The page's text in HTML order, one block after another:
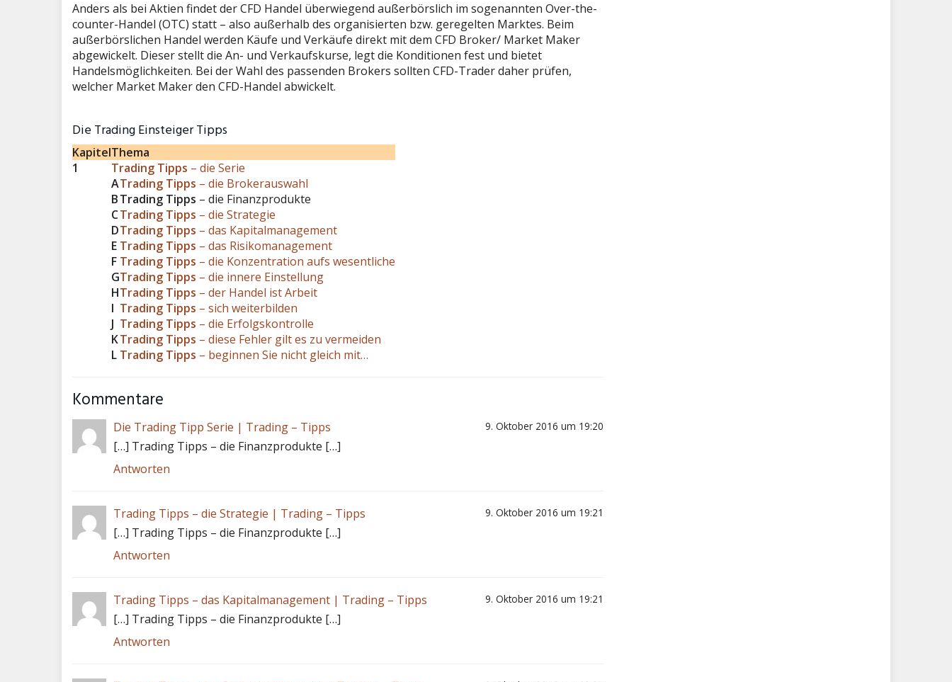
Anders als bei Aktien findet der CFD Handel überwiegend außerbörslich im sogenannten Over-the-
counter-Handel (OTC) statt – also außerhalb des organisierten bzw. geregelten Marktes. Beim
außerbörslichen Handel werden Käufe und Verkäufe direkt mit dem CFD Broker/ Market Maker
abgewickelt. Dieser stellt die An- und Verkaufskurse, legt die Konditionen fest und bietet
Handelsmöglichkeiten. Bei der Wahl des passenden Brokers sollten CFD-Trader daher prüfen,
welcher Market Maker den CFD-Handel abwickelt.
Die Trading Einsteiger Tipps
KapitelThema
1
Trading Tipps – die Serie
ATrading Tipps – die Brokerauswahl
BTrading Tipps – die Finanzprodukte
CTrading Tipps – die Strategie
DTrading Tipps – das Kapitalmanagement
E Trading Tipps – das Risikomanagement
F Trading Tipps – die Konzentration aufs wesentliche
GTrading Tipps – die innere Einstellung
HTrading Tipps – der Handel ist Arbeit
I Trading Tipps – sich weiterbilden
J Trading Tipps – die Erfolgskontrolle
KTrading Tipps – diese Fehler gilt es zu vermeiden
L Trading Tipps – beginnen Sie nicht gleich mit…
Kommentare
Die Trading Tipp Serie | Trading – Tipps 9. Oktober 2016 um 19:20
[…] Trading Tipps – die Finanzprodukte […]
Antworten
Trading Tipps – die Strategie | Trading – Tipps 9. Oktober 2016 um 19:21
[…] Trading Tipps – die Finanzprodukte […]
Antworten
Trading Tipps – das Kapitalmanagement | Trading – Tipps 9. Oktober 2016 um 19:21
[…] Trading Tipps – die Finanzprodukte […]
Antworten